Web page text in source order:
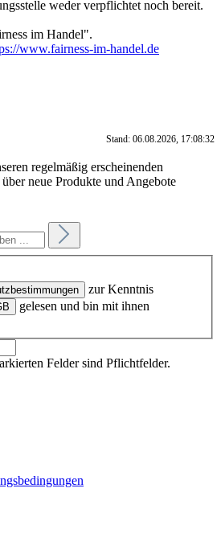
weder verpflichtet noch bereit.
im Handel".
www.fairness-im-handel.de
Stand: 06.08.2026, 17:08:32
regelmäßig erscheinenden
neue Produkte und Angebote
zur Kenntnis
gelesen und bin mit ihnen
Felder sind Pflichtfelder.